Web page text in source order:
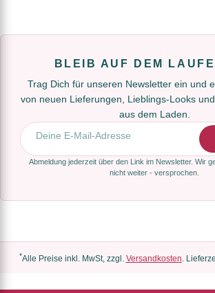
BLEIB AUF DEM
Trag Dich für unseren Newsletter ein und
von neuen Lieferungen, Lieblings-Looks
aus dem Laden.
E-Mail-Adresse
Abmeldung jederzeit über den Link im Newsletter. Wir
nicht weiter - versprochen.
*Alle Preise inkl. MwSt, zzgl. Versandkosten.